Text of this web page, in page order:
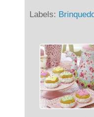
Labels: